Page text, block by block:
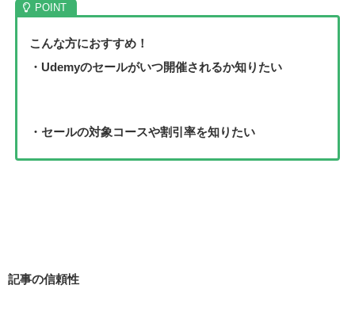
こんな方におすすめ！
・Udemyのセールがいつ開催されるか知りたい
・セールの対象コースや割引率を知りたい
記事の信頼性